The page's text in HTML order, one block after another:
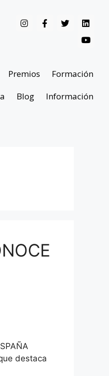
Premios
Formación
Blog Información
destaca